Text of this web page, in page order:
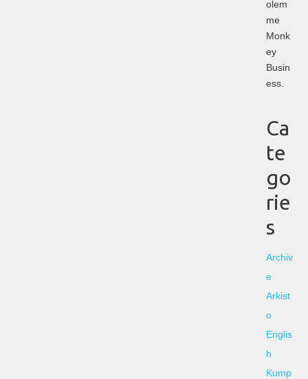
olem
me
Monk
ey
Busin
ess.
Ca
te
go
rie
s
Archiv
e
Arkist
o
Englis
h
Kump